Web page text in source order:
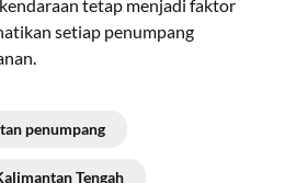
tetap menjadi faktor
setiap penumpang
penumpang
Tengah